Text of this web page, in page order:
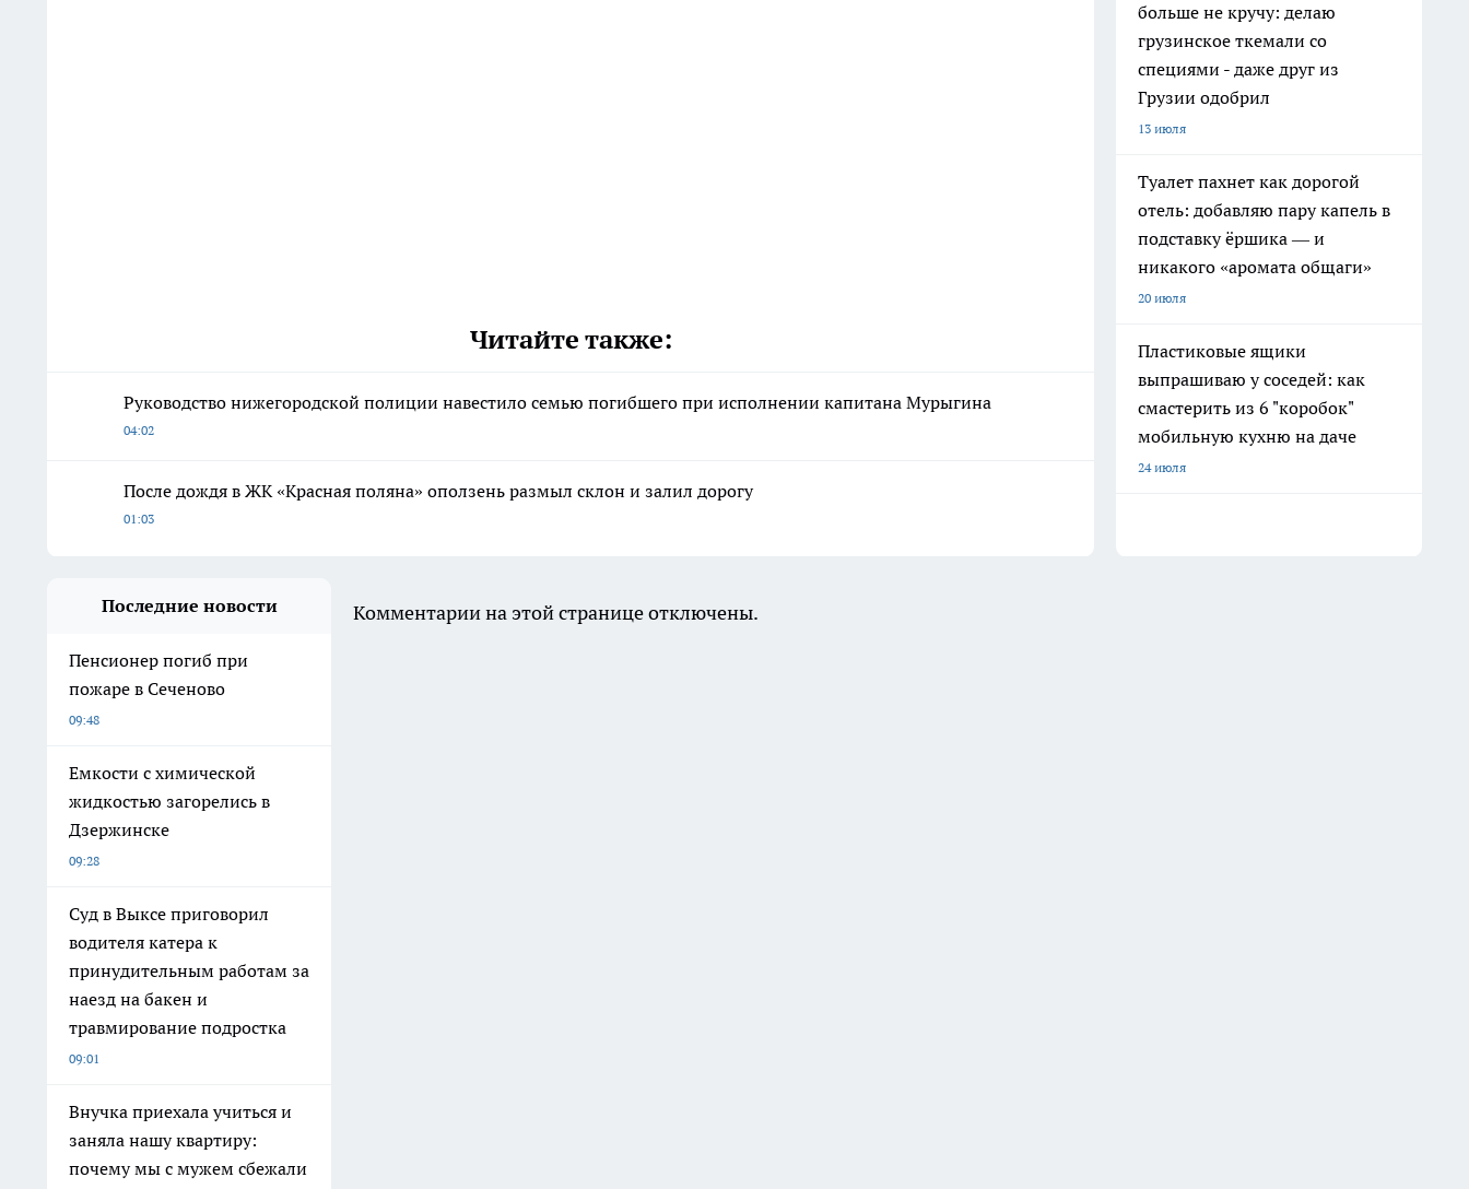
Читайте также:
Руководство нижегородской полиции навестило семью погибшего при исполнении капитана Мурыгина
04:02
После дождя в ЖК «Красная поляна» оползень размыл склон и залил дорогу
01:03
больше не кручу: делаю
грузинское ткемали со
специями - даже друг из
Грузии одобрил
13 июля
Туалет пахнет как дорогой
отель: добавляю пару капель в
подставку ёршика — и
никакого «аромата общаги»
20 июля
Пластиковые ящики
выпрашиваю у соседей: как
смастерить из 6 "коробок"
мобильную кухню на даче
24 июля
Последние новости
Пенсионер погиб при
пожаре в Сеченово
09:48
Емкости с химической
жидкостью загорелись в
Дзержинске
09:28
Суд в Выксе приговорил
водителя катера к
принудительным работам за
наезд на бакен и
травмирование подростка
09:01
Внучка приехала учиться и
заняла нашу квартиру:
почему мы с мужем сбежали
Комментарии на этой странице отключены.